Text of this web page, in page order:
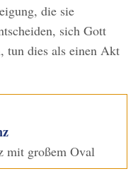
die sie
sich Gott
tun dies als einen Akt
mit großem Oval